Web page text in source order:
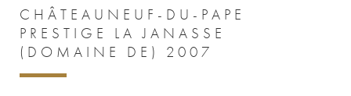
CHÂTEAUNEUF-DU-PAPE
PRESTIGE LA JANASSE
(DOMAINE DE) 2007